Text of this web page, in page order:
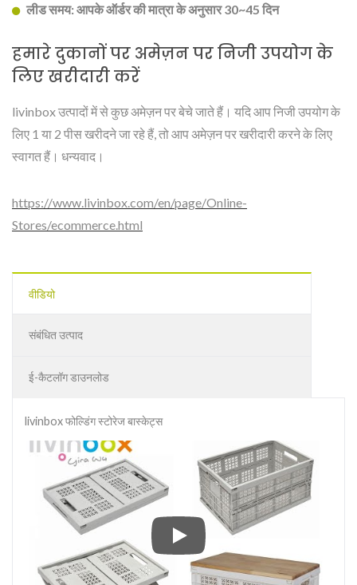
लीड समय: आपके ऑर्डर की मात्रा के अनुसार 30~45 दिन
हमारे दुकानों पर अमेज़न पर निजी उपयोग के
लिए खरीदारी करें
livinbox उत्पादों में से कुछ अमेज़न पर बेचे जाते हैं। यदि आप निजी उपयोग के
लिए 1 या 2 पीस खरीदने जा रहे हैं, तो आप अमेज़न पर खरीदारी करने के लिए
स्वागत हैं। धन्यवाद।
https://www.livinbox.com/en/page/Online-
Stores/ecommerce.html
वीडियो
संबंधित उत्पाद
ई-कैटलॉग डाउनलोड
livinbox फोल्डिंग स्टोरेज बास्केट्स
livinbox फोल्डिंग स्टोरेज बास्केट्स